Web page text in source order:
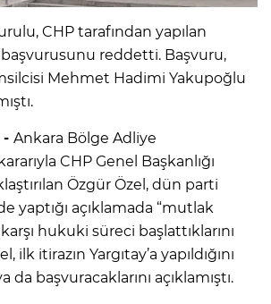
CHP tarafından yapılan
reddetti. Başvuru,
Mehmet Hadimi Yakupoğlu
- Ankara Bölge Adliye
CHP Genel Başkanlığı
Özgür Özel, dün parti
yaptığı açıklamada “mutlak
hukuki süreci başlattıklarını
itirazın Yargıtay’a yapıldığını
da başvuracaklarını açıklamıştı.